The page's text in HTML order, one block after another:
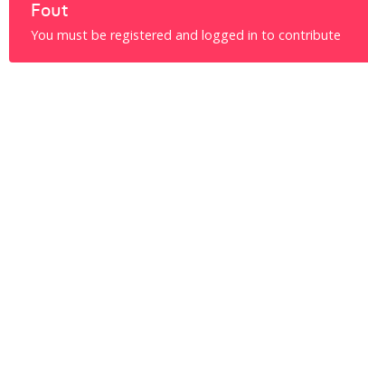
Fout
You must be registered and logged in to contribute